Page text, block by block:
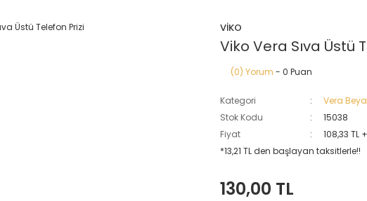
VİKO
Viko Vera Sıva Üstü
(0) Yorum - 0 Puan
Kategori
Vera
Stok Kodu
15038
Fiyat
108,33 TL
*13,21 TL den başlayan taksitlerle!!
130,00 TL